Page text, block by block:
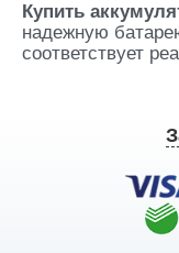
Купить
надежную
соответствует